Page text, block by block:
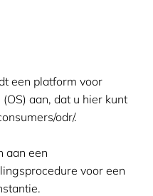
een platform voor
aan, dat u hier kunt
odr/.
aan een
voor een